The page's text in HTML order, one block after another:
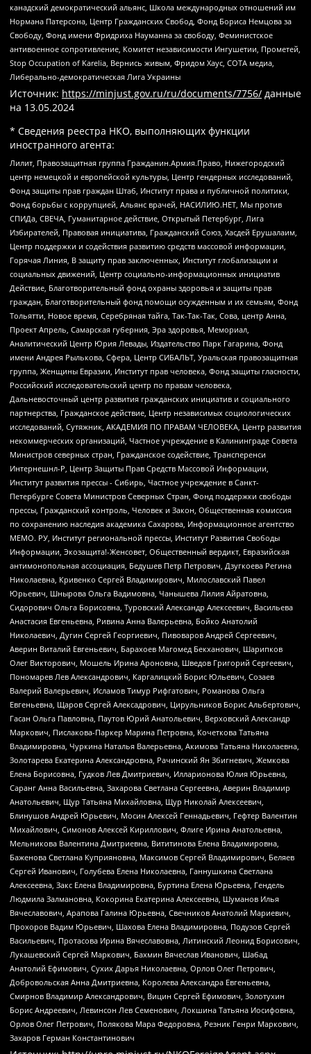
канадский демократический альянс, Школа международных отношений им
Нормана Патерсона, Центр Гражданских Свобод, Фонд Бориса Немцова за
Свободу, Фонд имени Фридриха Науманна за свободу, Феминистское
антивоенное сопротивление, Комитет независимости Ингушетии, Прометей,
Stop Occupation of Karelia, Вернись живым, Фридом Хаус, СОТА медиа,
Либерально-демократическая Лига Украины
Источник: https://minjust.gov.ru/ru/documents/7756/ данные
на 13.05.2024
* Сведения реестра НКО, выполняющих функции
иностранного агента:
Лилит, Правозащитная группа Гражданин.Армия.Право, Нижегородский
центр немецкой и европейской культуры, Центр гендерных исследований,
Фонд защиты прав граждан Штаб, Институт права и публичной политики,
Фонд борьбы с коррупцией, Альянс врачей, НАСИЛИЮ.НЕТ, Мы против
СПИДа, СВЕЧА, Гуманитарное действие, Открытый Петербург, Лига
Избирателей, Правовая инициатива, Гражданский Союз, Хасдей Ерушалаим,
Центр поддержки и содействия развитию средств массовой информации,
Горячая Линия, В защиту прав заключенных, Институт глобализации и
социальных движений, Центр социально-информационных инициатив
Действие, Благотворительный фонд охраны здоровья и защиты прав
граждан, Благотворительный фонд помощи осужденным и их семьям, Фонд
Тольятти, Новое время, Серебряная тайга, Так-Так-Так, Сова, центр Анна,
Проект Апрель, Самарская губерния, Эра здоровья, Мемориал,
Аналитический Центр Юрия Левады, Издательство Парк Гагарина, Фонд
имени Андрея Рылькова, Сфера, Центр СИБАЛЬТ, Уральская правозащитная
группа, Женщины Евразии, Институт прав человека, Фонд защиты гласности,
Российский исследовательский центр по правам человека,
Дальневосточный центр развития гражданских инициатив и социального
партнерства, Гражданское действие, Центр независимых социологических
исследований, Сутяжник, АКАДЕМИЯ ПО ПРАВАМ ЧЕЛОВЕКА, Центр развития
некоммерческих организаций, Частное учреждение в Калининграде Совета
Министров северных стран, Гражданское содействие, Трансперенси
Интернешнл-Р, Центр Защиты Прав Средств Массовой Информации,
Институт развития прессы - Сибирь, Частное учреждение в Санкт-
Петербурге Совета Министров Северных Стран, Фонд поддержки свободы
прессы, Гражданский контроль, Человек и Закон, Общественная комиссия
по сохранению наследия академика Сахарова, Информационное агентство
МЕМО. РУ, Институт региональной прессы, Институт Развития Свободы
Информации, Экозащита!-Женсовет, Общественный вердикт, Евразийская
антимонопольная ассоциация, Бедушев Петр Петрович, Дзугкоева Регина
Николаевна, Кривенко Сергей Владимирович, Милославский Павел
Юрьевич, Шнырова Ольга Вадимовна, Чанышева Лилия Айратовна,
Сидорович Ольга Борисовна, Туровский Александр Алексеевич, Васильева
Анастасия Евгеньевна, Ривина Анна Валерьевна, Бойко Анатолий
Николаевич, Дугин Сергей Георгиевич, Пивоваров Андрей Сергеевич,
Аверин Виталий Евгеньевич, Барахоев Магомед Бекханович, Шарипков
Олег Викторович, Мошель Ирина Ароновна, Шведов Григорий Сергеевич,
Пономарев Лев Александрович, Каргалицкий Борис Юльевич, Созаев
Валерий Валерьевич, Исламов Тимур Рифгатович, Романова Ольга
Евгеньевна, Щаров Сергей Алексадрович, Цирульников Борис Альбертович,
Гасан Ольга Павловна, Паутов Юрий Анатольевич, Верховский Александр
Маркович, Пислакова-Паркер Марина Петровна, Кочеткова Татьяна
Владимировна, Чуркина Наталья Валерьевна, Акимова Татьяна Николаевна,
Золотарева Екатерина Александровна, Рачинский Ян Збигневич, Жемкова
Елена Борисовна, Гудков Лев Дмитриевич, Илларионова Юлия Юрьевна,
Саранг Анна Васильевна, Захарова Светлана Сергеевна, Аверин Владимир
Анатольевич, Щур Татьяна Михайловна, Щур Николай Алексеевич,
Блинушов Андрей Юрьевич, Мосин Алексей Геннадьевич, Гефтер Валентин
Михайлович, Симонов Алексей Кириллович, Флиге Ирина Анатольевна,
Мельникова Валентина Дмитриевна, Вититинова Елена Владимировна,
Баженова Светлана Куприяновна, Максимов Сергей Владимирович, Беляев
Сергей Иванович, Голубева Елена Николаевна, Ганнушкина Светлана
Алексеевна, Закс Елена Владимировна, Буртина Елена Юрьевна, Гендель
Людмила Залмановна, Кокорина Екатерина Алексеевна, Шуманов Илья
Вячеславович, Арапова Галина Юрьевна, Свечников Анатолий Мариевич,
Прохоров Вадим Юрьевич, Шахова Елена Владимировна, Подузов Сергей
Васильевич, Протасова Ирина Вячеславовна, Литинский Леонид Борисович,
Лукашевский Сергей Маркович, Бахмин Вячеслав Иванович, Шабад
Анатолий Ефимович, Сухих Дарья Николаевна, Орлов Олег Петрович,
Добровольская Анна Дмитриевна, Королева Александра Евгеньевна,
Смирнов Владимир Александрович, Вицин Сергей Ефимович, Золотухин
Борис Андреевич, Левинсон Лев Семенович, Локшина Татьяна Иосифовна,
Орлов Олег Петрович, Полякова Мара Федоровна, Резник Генри Маркович,
Захаров Герман Константинович